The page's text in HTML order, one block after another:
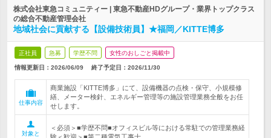
株式会社東急コミュニティー | 東急不動産HDグループ・業界トップクラス
の総合不動産管理会社
地域社会に貢献する【設備技術員】★福岡／KITTE博多
正社員 急募 学歴不問 女性のおしごと掲載中
情報更新日：2026/06/09 終了予定日： 2026/11/30
仕事内容
商業施設「KITTE博多」にて、設備機器の点検・保守、小規模修
繕、メーター検針、エネルギー管理等の施設管理業務全般をお任
せします。
対象と
＜必須＞■学歴不問■オフィスビル等における常駐での管理業務経